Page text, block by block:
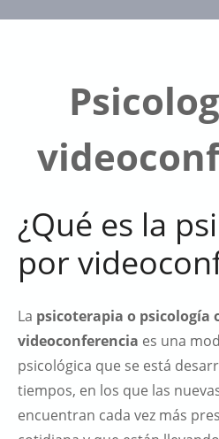
¿Qué es la
por
La psicoterapia o psicología
videoconferencia es una
psicológica que se está
tiempos, en los que las
encuentran cada vez más